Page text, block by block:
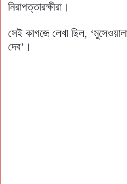
নিরাপত্তারক্ষীরা।
সেই কাগজে লেখা ছিল,
দেব’।